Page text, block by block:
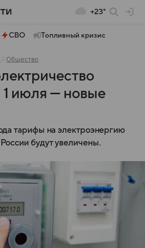
+23°
СВО Топливный кризис
Общество
1 июля — новые
тарифы на электроэнергию
будут увеличены.